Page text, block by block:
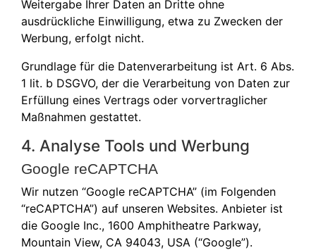
Weitergabe Ihrer Daten an Dritte ohne
ausdrückliche Einwilligung, etwa zu Zwecken der
Werbung, erfolgt nicht.
Grundlage für die Datenverarbeitung ist Art. 6 Abs.
1 lit. b DSGVO, der die Verarbeitung von Daten zur
Erfüllung eines Vertrags oder vorvertraglicher
Maßnahmen gestattet.
4. Analyse Tools und Werbung
Google reCAPTCHA
Wir nutzen “Google reCAPTCHA” (im Folgenden
“reCAPTCHA”) auf unseren Websites. Anbieter ist
die Google Inc., 1600 Amphitheatre Parkway,
Mountain View, CA 94043, USA (“Google”).